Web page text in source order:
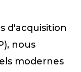
d'acquisition
nous
modernes